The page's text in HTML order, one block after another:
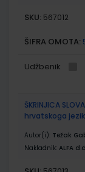
SKU: 567012
ŠIFRA OMOTA:
Udžbenik
ŠKRINJICA
hrvatskoga
Autor(i): Težak
Nakladnik: ALFA